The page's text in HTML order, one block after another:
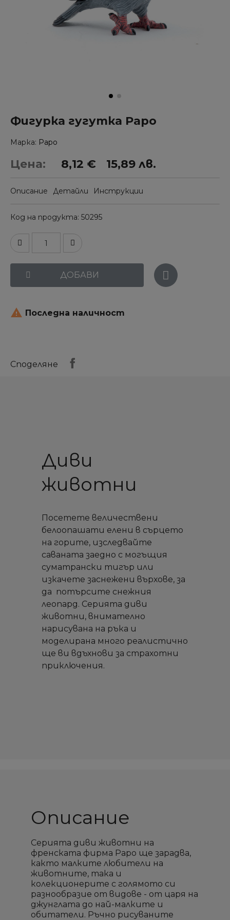
Фигурка гугутка Papo
Марка Papo
Цена: 8,12 € 15,89 лв.
Описание Детайли Инструкции
Код на продукта 50295
ДОБАВИ
 Последна наличност
Споделяне
Диви
животни
Посетете величествени
белоопашати елени в сърцето
на горите, изследвайте
саваната заедно с могъщия
суматрански тигър или
изкачете заснежени върхове, за
да потърсите снежния
леопард. Серията диви
животни, внимателно
нарисувана на ръка и
моделирана много реалистично
ще ви вдъхнови за страхотни
приключения.
Описание
Серията диви животни на
френската фирма Papo ще зарадва,
както малките любители на
животните, така и
колекционерите с голямото си
разнообразие от видове - от царя на
джунглата до най-малките и
обитатели. Ръчно рисуваните